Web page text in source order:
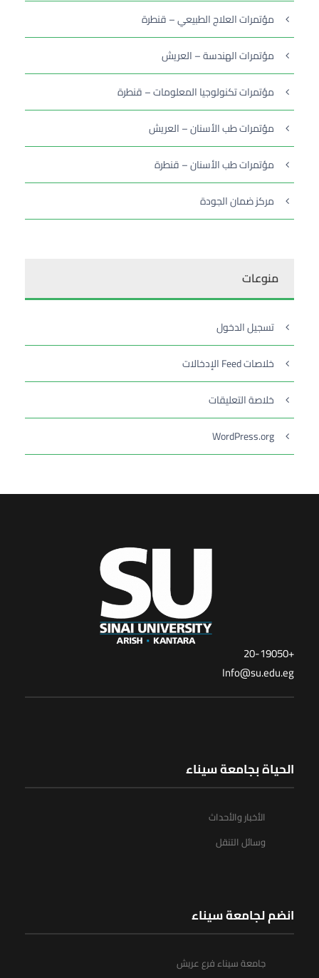
مؤتمرات العلاج الطبيعي – قنطرة
مؤتمرات الهندسة – العريش
مؤتمرات تكنولوجيا المعلومات – قنطرة
مؤتمرات طب الأسنان – العريش
مؤتمرات طب الأسنان – قنطرة
مركز ضمان الجودة
منوعات
تسجيل الدخول
خلاصات Feed الإدخالات
خلاصة التعليقات
WordPress.org
+20-19050
Info@su.edu.eg
الحياة بجامعة سيناء
الأخبار والأحداث
وسائل التنقل
انضم لجامعة سيناء
جامعة سيناء فرع عريش